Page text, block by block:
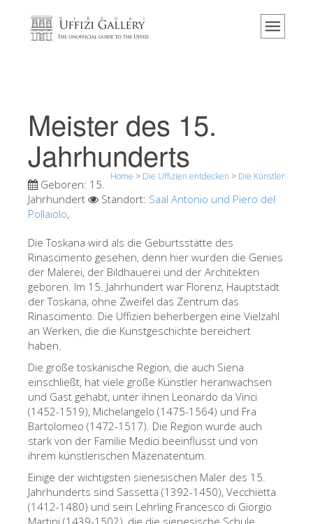
Home
Veranstaltungen & Ausstellungen
Besucher Bewertungen
Kontakt
Die Uffizien entdecken
Virtuelle Tour
Die Kunstwerke
Die Säle
Die Künstler
Andere Museen
Bargello Museum
Galleria Accademia
Palatina Galerie
Medici Kapelle
San Marco Museum
Meister des 15.
Jahrhunderts
Home > Die Uffizien entdecken > Die Künstler
Geboren: 15.
Jahrhundert
Standort: Saal Antonio und Piero del
Pollaiolo,
Die Toskana wird als die Geburtsstätte des
Rinascimento gesehen, denn hier wurden die Genies
der Malerei, der Bildhauerei und der Architekten
geboren. Im 15. Jahrhundert war Florenz, Hauptstadt
der Toskana, ohne Zweifel das Zentrum das
Rinascimento. Die Uffizien beherbergen eine Vielzahl
an Werken, die die Kunstgeschichte bereichert
haben.
Die große toskanische Region, die auch Siena
einschließt, hat viele große Künstler heranwachsen
und Gast gehabt, unter ihnen Leonardo da Vinci
(1452-1519), Michelangelo (1475-1564) und Fra
Bartolomeo (1472-1517). Die Region wurde auch
stark von der Familie Medici beeinflusst und von
ihrem künstlerischen Mäzenatentum.
Einige der wichtigsten sienesischen Maler des 15.
Jahrhunderts sind Sassetta (1392-1450), Vecchietta
(1412-1480) und sein Lehrling Francesco di Giorgio
Martini (1439-1502), die die sienesische Schule